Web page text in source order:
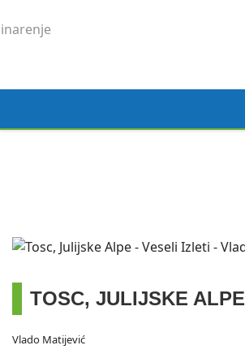
TOSC, JULIJSKE ALPE
Vlado Matijević